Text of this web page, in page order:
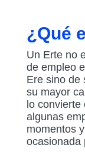
¿Qué
Un Erte no
de empleo
Ere sino de
su mayor
lo convierte
algunas
momentos
ocasionada